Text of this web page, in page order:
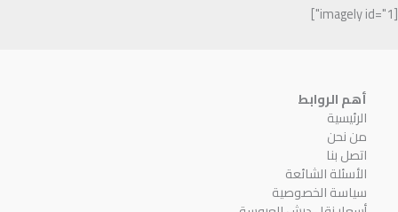
[imagely id="1"]
أهم الروابط
الرئيسية
من نحن
اتصل بنا
الأسئلة الشائعة
سياسة الخصوصية